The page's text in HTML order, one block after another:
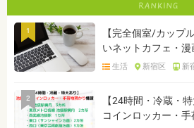
1
【完全個室/カップ
いネットカフェ・
生活 新宿区 新
2
【24時間・冷蔵・
コインロッカー・手